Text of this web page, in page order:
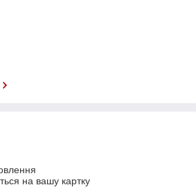
на вашу картку